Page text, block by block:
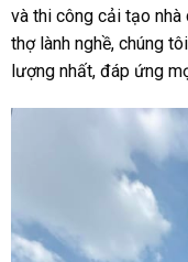
và thi công cải tạo
thợ lành nghề, chúng
lượng nhất, đáp ứng